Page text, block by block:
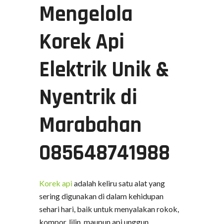
Mengelola
Korek Api
Elektrik Unik &
Nyentrik di
Marabahan
085648741988
Korek apiadalah keliru satu alat yang
sering digunakan di dalam kehidupan
sehari hari, baik untuk menyalakan rokok,
kompor, lilin, maupun api unggun.